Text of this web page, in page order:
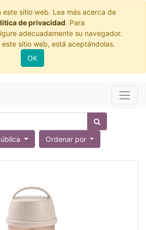
este sitio web. Lea más acerca de
de privacidad. Para
adecuadamente su navegador.
este sitio web, está aceptándolas.
OK
Ordenar por